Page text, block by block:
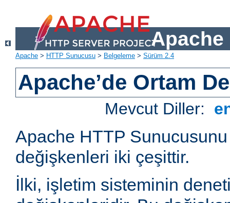
Apache
Apache > HTTP Sunucusu > Belgeleme > Sürüm 2.4
Apache’de Ortam
Mevcut Diller:
Apache HTTP
değişkenleri iki çeşittir.
İlki, işletim sisteminin